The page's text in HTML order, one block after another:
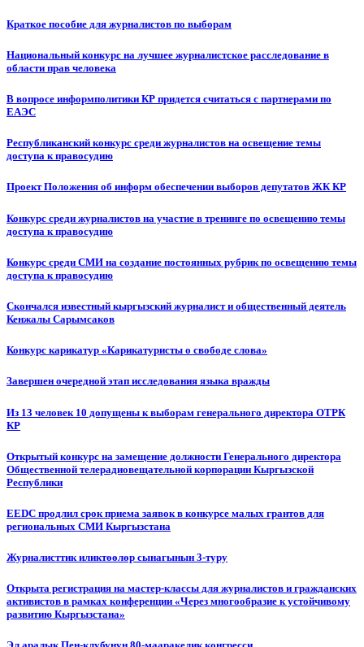
Краткое пособие для журналистов по выборам
Национальный конкурс на лучшее журналистское расследование в
области прав человека
В вопросе информполитики КР придется считаться с партнерами по
ЕАЭС
Республиканский конкурс среди журналистов на освещение темы
доступа к правосудию
Проект Положения об информ обеспечении выборов депутатов ЖК КР
Конкурс среди журналистов на участие в тренинге по освещению темы
доступа к правосудию
Конкурс среди СМИ на создание постоянных рубрик по освещению темы
доступа к правосудию
Скончался известный кыргызский журналист и общественный деятель
Кенжалы Сарымсаков
Конкурс карикатур «Карикатуристы о свободе слова»
Завершен очередной этап исследования языка вражды
Из 13 человек 10 допущены к выборам генерального директора ОТРК
КР
Открытый конкурс на замещение должности Генерального директора
Общественной телерадиовещательной корпорации Кыргызской
Республики
EEDC продлил срок приема заявок в конкурсе малых грантов для
региональных СМИ Кыргызстана
Журналисттик иликтөөлөр сынагынын 3-туру
Открыта регистрация на мастер-классы для журналистов и гражданских
активистов в рамках конференции «Через многообразие к устойчивому
развитию Кыргызстана»